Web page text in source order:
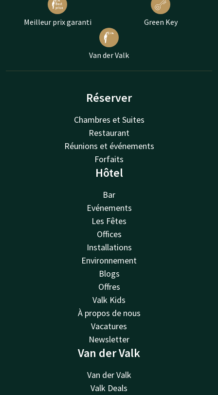
Meilleur prix garanti Green Key
Van der Valk
Réserver
Chambres et Suites
Restaurant
Réunions et événements
Forfaits
Hôtel
Bar
Evénements
Les Fêtes
Offices
Installations
Environnement
Blogs
Offres
Valk Kids
À propos de nous
Vacatures
Newsletter
Van der Valk
Van der Valk
Valk Deals